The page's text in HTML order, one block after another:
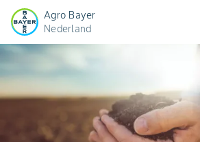
Agro Bayer
Nederland